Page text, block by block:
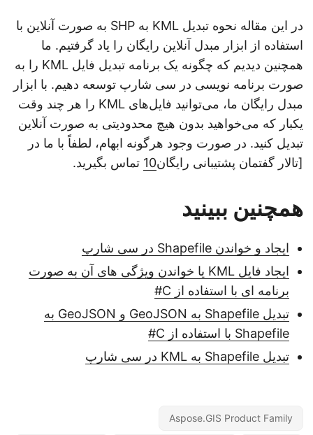
در این مقاله نحوه تبدیل KML به SHP به صورت آنلاین با
استفاده از ابزار مبدل آنلاین رایگان را یاد گرفتیم. ما
همچنین دیدیم که چگونه یک برنامه تبدیل فایل KML را به
صورت برنامه نویسی در سی شارپ توسعه دهیم. با ابزار
مبدل رایگان ما، می‌توانید فایل‌های KML را هر چند وقت
یکبار که می‌خواهید بدون هیچ محدودیتی به صورت آنلاین
تبدیل کنید. در صورت وجود هرگونه ابهام، لطفاً با ما در
[تالار گفتمان پشتیبانی رایگان10تماس بگیرید.
همچنین ببینید
ایجاد و خواندن Shapefile در سی شارپ
ایجاد فایل KML یا خواندن ویژگی های آن به صورت
برنامه ای با استفاده از C#
تبدیل Shapefile به GeoJSON و GeoJSON به
Shapefile با استفاده از C#
تبدیل Shapefile به KML در سی شارپ
Aspose.GIS Product Family